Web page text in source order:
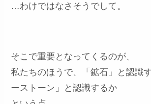
…わけではなさそうでして。
そこで重要となってくるのが、
私たちのほうで、「鉱石」と認識
ーストーン」と認識するか